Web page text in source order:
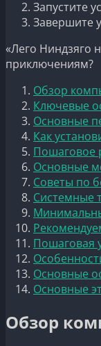
Запустите
Завершите
«Лего Ниндзяго
приключениям?
Обзор
Ключевые
Основные
Как
Пошаговое
Основные
Советы по
Системные
Пошаговая
Основные
Основные
Обзор